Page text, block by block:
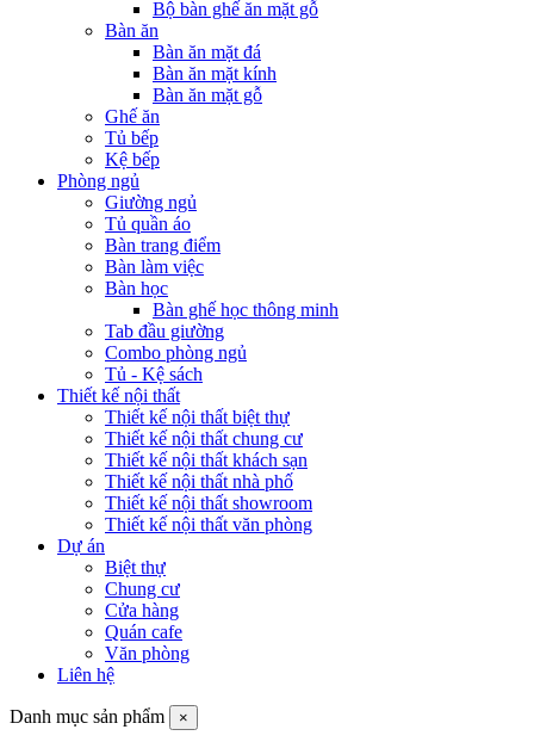
Bộ bàn ghế ăn mặt gỗ
Bàn ăn
Bàn ăn mặt đá
Bàn ăn mặt kính
Bàn ăn mặt gỗ
Ghế ăn
Tủ bếp
Kệ bếp
Phòng ngủ
Giường ngủ
Tủ quần áo
Bàn trang điểm
Bàn làm việc
Bàn học
Bàn ghế học thông minh
Tab đầu giường
Combo phòng ngủ
Tủ - Kệ sách
Thiết kế nội thất
Thiết kế nội thất biệt thự
Thiết kế nội thất chung cư
Thiết kế nội thất khách sạn
Thiết kế nội thất nhà phố
Thiết kế nội thất showroom
Thiết kế nội thất văn phòng
Dự án
Biệt thự
Chung cư
Cửa hàng
Quán cafe
Văn phòng
Liên hệ
Danh mục sản phẩm ×